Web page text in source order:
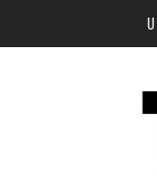
Pasar al contenido